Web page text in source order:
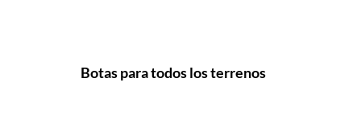
Botas para todos los terrenos